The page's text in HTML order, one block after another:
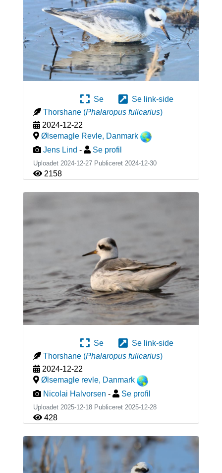
Se
Se link-side
Thorshane (Phalaropus fulicarius)
2024-12-22
Ølsemagle Revle, Danmark
Jens Lind - Se profil
Uploadet 2024-12-27 Publiceret 2024-12-30
2158
Se
Se link-side
Thorshane (Phalaropus fulicarius)
2024-12-22
Ølsemagle revle, Danmark
Nicolai Halvorsen - Se profil
Uploadet 2025-12-18 Publiceret 2025-12-28
428